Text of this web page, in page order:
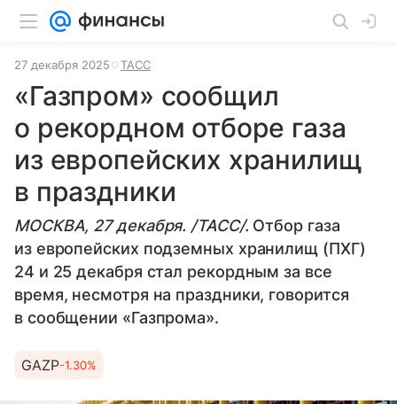
27 декабря 2025 ТАСС
«Газпром» сообщил
о рекордном отборе газа
из европейских хранилищ
в праздники
МОСКВА, 27 декабря. /ТАСС/. Отбор газа
из европейских подземных хранилищ (ПХГ)
24 и 25 декабря стал рекордным за все
время, несмотря на праздники, говорится
в сообщении «Газпрома».
GAZP-1.30%